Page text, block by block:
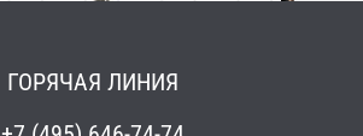
ГОРЯЧАЯ ЛИНИЯ